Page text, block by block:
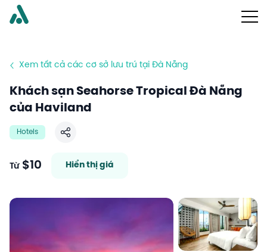
Xem tất cả các cơ sở lưu trú tại Đà Nẵng
Khách sạn Seahorse Tropical Đà Nẵng
của Haviland
Hotels
Chia sẻ
Từ$10 Hiển thị giá